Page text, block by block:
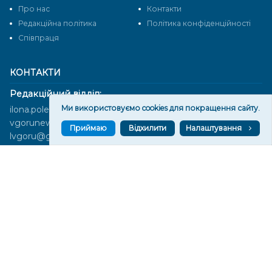
КОНТАКТИ
Редакційний відділ:
ilona.polesova@gmail.com
vgorunews@gmail.com
lvgoru@gmail.com
Про нас
Контакти
Редакційна політика
Політика конфіденційності
Cпівпраця
Ми використовуємо cookies для покращення сайту.
Приймаю Відхилити Налаштування